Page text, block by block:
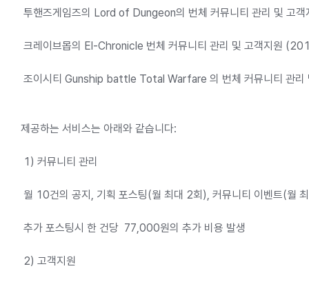
투핸즈게임즈의 Lord of Dungeon의 번체 커뮤니티 관리 및
크레이브몹의 El-Chronicle 번체 커뮤니티 관리 및 고객지원
조이시티 Gunship battle Total Warfare 의 번체 커뮤니티 관
제공하는 서비스는 아래와 같습니다:
1) 커뮤니티 관리
월 10건의 공지, 기획 포스팅(월 최대 2회), 커뮤니티 이벤트(월
추가 포스팅시 한 건당 77,000원의 추가 비용 발생
2) 고객지원